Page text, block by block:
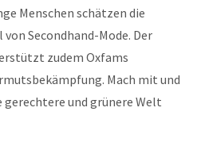
Menschen schätzen die
Secondhand-Mode. Der
zudem Oxfams
Mach mit und
gerechtere und grünere Welt